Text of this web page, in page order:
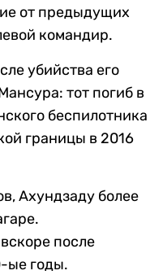
от предыдущих
командир.
убийства его
тот погиб в
беспилотника
границы в 2016
Ахундзаду более
после
ые годы.